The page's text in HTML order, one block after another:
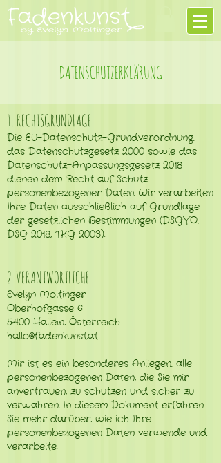
DATENSCHUTZERKLÄRUNG
1. RECHTSGRUNDLAGE
Die EU-Datenschutz-Grundverordnung,
das Datenschutzgesetz 2000 sowie das
Datenschutz-Anpassungsgesetz 2018
dienen dem Recht auf Schutz
personenbezogener Daten. Wir verarbeiten
Ihre Daten ausschließlich auf Grundlage
der gesetzlichen Bestimmungen (DSGVO,
DSG 2018, TKG 2003).
2. VERANTWORTLICHE
Evelyn Moltinger
Oberhofgasse 6
5400 Hallein, Österreich
hallo@fadenkunst.at
Mir ist es ein besonderes Anliegen, alle
personenbezogenen Daten, die Sie mir
anvertrauen, zu schützen und sicher zu
verwahren. In diesem Dokument erfahren
Sie mehr darüber, wie ich Ihre
personenbezogenen Daten verwende und
verarbeite.